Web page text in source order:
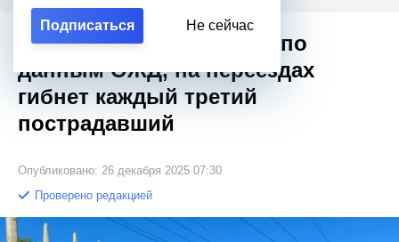
Подписаться Не сейчас
Цена секунды — жизнь: по
данным ОЖД, на переездах
гибнет каждый третий
пострадавший
Опубликовано: 26 декабря 2025 07:30
Проверено редакцией